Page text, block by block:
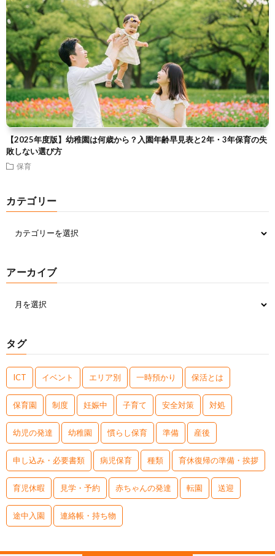
【2025年度版】幼稚園は何歳から？入園年齢早見表と2年・3年保育の失
敗しない選び方
保育
カテゴリー
アーカイブ
タグ
ICT イベント エリア別 一時預かり 保活とは
保育園 制度 妊娠中 子育て 安全対策 対処
幼児の発達 幼稚園 慣らし保育 準備 産後
申し込み・必要書類 病児保育 種類 育休復帰の準備・挨拶
育児休暇 見学・予約 赤ちゃんの発達 転園 送迎
途中入園 連絡帳・持ち物